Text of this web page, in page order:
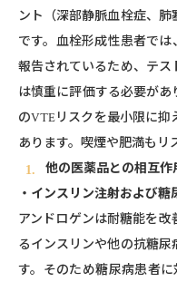
ント（深部静脈血栓症、
です。血栓形成性患者で
報告されているため、テ
は慎重に評価する必要が
のVTEリスクを最小限に
あります。喫煙や肥満もリ
他の医薬品との相互作
・インスリン注射および糖
アンドロゲンは耐糖能を
るインスリンや他の抗糖
す。そのため糖尿病患者